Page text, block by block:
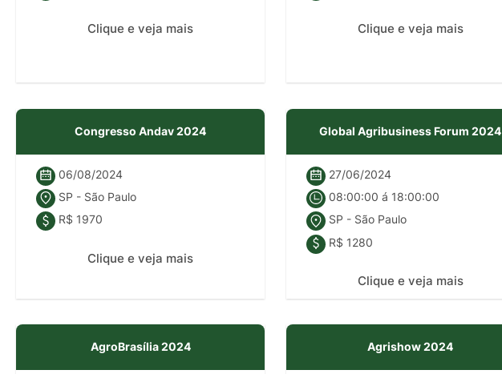
Clique e veja mais Clique e veja mais
Congresso Andav 2024
06/08/2024
SP - São Paulo
R$ 1970
Clique e veja mais
Global Agribusiness Forum 2024
27/06/2024
08:00:00 á 18:00:00
SP - São Paulo
R$ 1280
Clique e veja mais
AgroBrasília 2024 Agrishow 2024